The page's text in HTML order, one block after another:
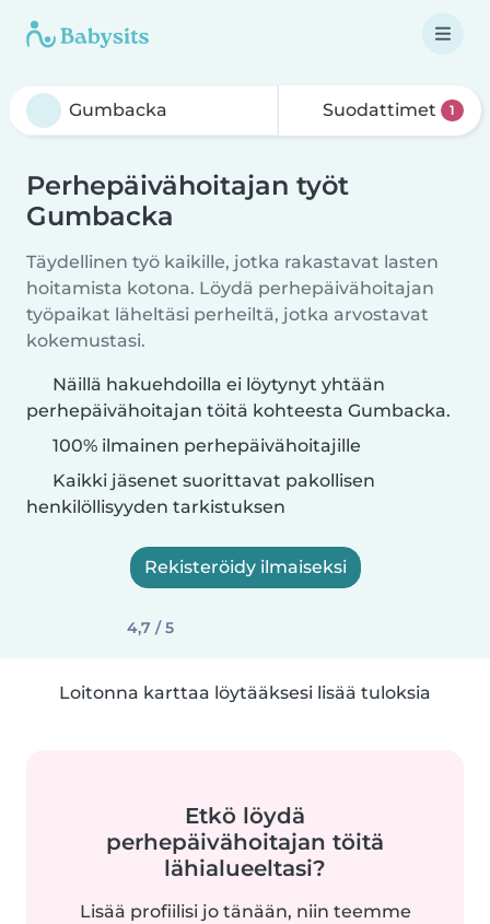
Suodattimet 1
Perhepäivähoitajan työt
Gumbacka
Täydellinen työ kaikille, jotka rakastavat lasten
hoitamista kotona. Löydä perhepäivähoitajan
työpaikat läheltäsi perheiltä, jotka arvostavat
kokemustasi.
Näillä hakuehdoilla ei löytynyt yhtään
perhepäivähoitajan töitä kohteesta Gumbacka.
100% ilmainen perhepäivähoitajille
Kaikki jäsenet suorittavat pakollisen
henkilöllisyyden tarkistuksen
Rekisteröidy ilmaiseksi
4,7 / 5
Loitonna karttaa löytääksesi lisää tuloksia
Etkö löydä
perhepäivähoitajan töitä
lähialueeltasi?
Lisää profiilisi jo tänään, niin teemme